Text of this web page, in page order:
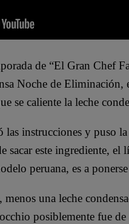
de “El Gran Chef
Noche de
se caliente la leche
instrucciones y puso
sacar este ingrediente,
peruana, es a
una leche
posiblemente fue